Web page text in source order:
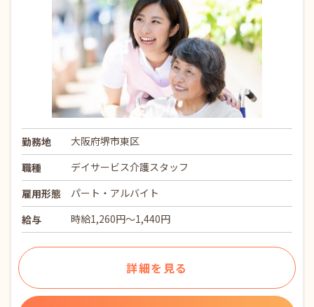
勤務地
大阪府堺市東区
職種
デイサービス介護スタッフ
雇用形態
パート・アルバイト
給与
時給1,260円～1,440円
詳細を見る